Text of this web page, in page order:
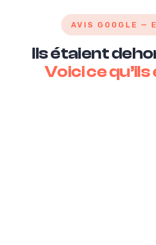
AVIS GOOGLE —
Ils étaient
Voici ce